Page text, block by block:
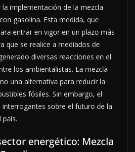
implementación de la mezcla
gasolina. Esta medida, que
entrar en vigor en un plazo más
que se realice a mediados de
diversas reacciones en el
los ambientalistas. La mezcla
una alternativa para reducir la
fósiles. Sin embargo, el
sobre el futuro de la
país.
energético: Mezcla